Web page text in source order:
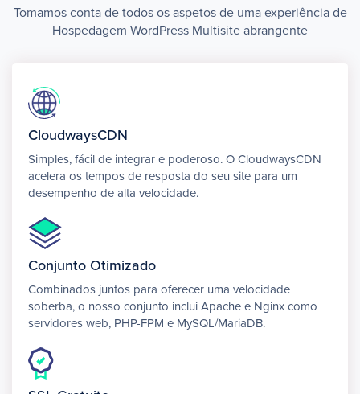
Tomamos conta de todos os aspetos de uma experiência de
Hospedagem WordPress Multisite abrangente
CloudwaysCDN
Simples, fácil de integrar e poderoso. O CloudwaysCDN
acelera os tempos de resposta do seu site para um
desempenho de alta velocidade.
Conjunto Otimizado
Combinados juntos para oferecer uma velocidade
soberba, o nosso conjunto inclui Apache e Nginx como
servidores web, PHP-FPM e MySQL/MariaDB.